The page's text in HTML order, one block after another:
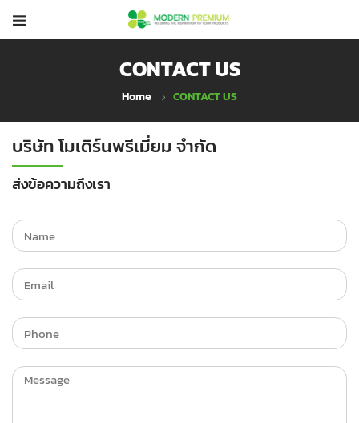
CONTACT US
Home CONTACT US
บริษัท โมเดิร์นพรีเมี่ยม จำกัด
ส่งข้อความถึงเรา